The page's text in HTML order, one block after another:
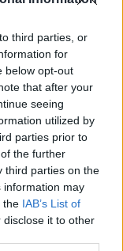
third parties, or
for
below opt-out
that after your
seeing
utilized by
parties prior to
the further
third parties on the
information may
the IAB’s List of
it to other